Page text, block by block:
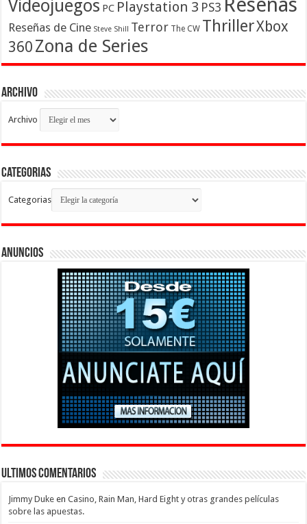
Videojuegos PC Playstation 3 PS3
Reseñas de Cine Steve Shill Terror The CW ThrillerXbox
360 Zona de Series
Archivo
Archivo
Categorias
Categorias
Anuncios
Ultimos Comentarios
Jimmy Duke enCasino, Rain Man, Hard Eight y otras grandes películas
sobre las apuestas.